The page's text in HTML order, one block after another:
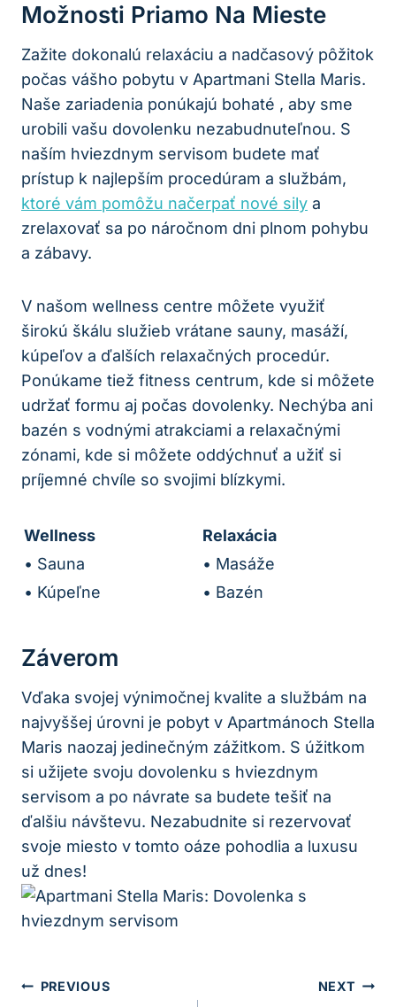
Možnosti Priamo Na Mieste
Zažite dokonalú relaxáciu a nadčasový pôžitok
počas vášho pobytu v Apartmani Stella Maris.
Naše zariadenia ponúkajú bohaté , aby sme
urobili vašu dovolenku nezabudnuteľnou. S
naším hviezdnym servisom budete mať
prístup k najlepším procedúram a službám,
ktoré vám pomôžu načerpať nové sily a
zrelaxovať sa po náročnom dni plnom pohybu
a zábavy.
V našom wellness centre môžete využiť
širokú škálu služieb vrátane sauny, masáží,
kúpeľov a ďalších relaxačných procedúr.
Ponúkame tiež fitness centrum, kde si môžete
udržať formu aj počas dovolenky. Nechýba ani
bazén s vodnými atrakciami a relaxačnými
zónami, kde si môžete oddýchnuť a užiť si
príjemné chvíle so svojimi blízkymi.
Wellness
Relaxácia
• Sauna
• Masáže
• Kúpeľne
• Bazén
Záverom
Vďaka svojej výnimočnej kvalite a službám na
najvyššej úrovni je pobyt v Apartmánoch Stella
Maris naozaj jedinečným zážitkom. S úžitkom
si užijete svoju dovolenku s hviezdnym
servisom a po návrate sa budete tešiť na
ďalšiu návštevu. Nezabudnite si rezervovať
svoje miesto v tomto oáze pohodlia a luxusu
už dnes!
Navigácia
PREVIOUS NEXT